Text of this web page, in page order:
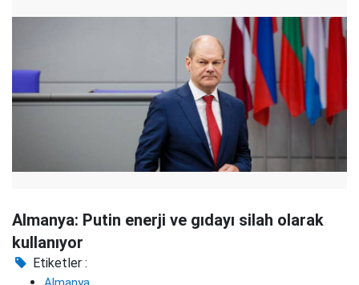
Almanya: Putin enerji ve gıdayı silah olarak
kullanıyor
Etiketler :